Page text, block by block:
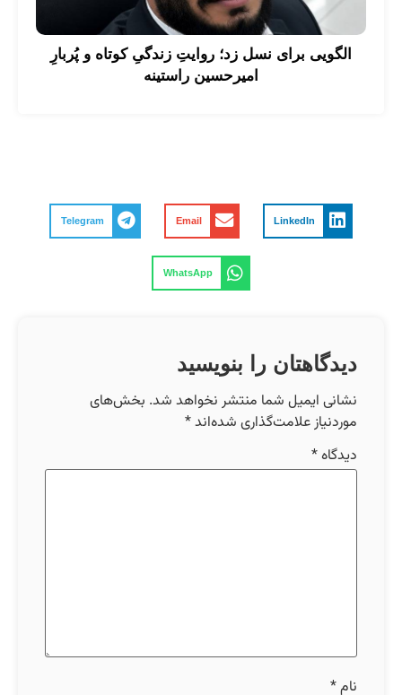
الگویی برای نسل زد؛ روایتِ زندگیِ کوتاه و پُربارِ
امیرحسین راستینه
LinkedIn
Email
Telegram
WhatsApp
دیدگاهتان را بنویسید
نشانی ایمیل شما منتشر نخواهد شد. بخش‌های
موردنیاز علامت‌گذاری شده‌اند*
دیدگاه*
نام*